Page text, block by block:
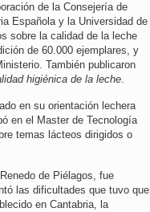
de la Consejería de
Española y la Universidad de
sobre la calidad de la leche
de 60.000 ejemplares, y
También publicaron
higiénica de la leche.
en su orientación lechera
en el Master de Tecnología
temas lácteos dirigidos o
de Piélagos, fue
las dificultades que tuvo que
en Cantabria, la